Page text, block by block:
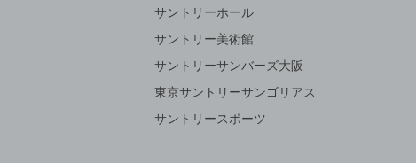
サントリーホール
サントリー美術館
サントリーサンバーズ大阪
東京サントリーサンゴリアス
サントリースポーツ